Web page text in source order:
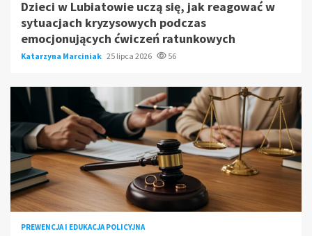
Dzieci w Lubiatowie uczą się, jak reagować w
sytuacjach kryzysowych podczas
emocjonujących ćwiczeń ratunkowych
Katarzyna Marciniak 25 lipca 2026 56
PREWENCJA I EDUKACJA POLICYJNA